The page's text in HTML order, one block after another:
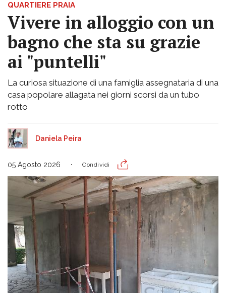
QUARTIERE PRAIA
Vivere in alloggio con un
bagno che sta su grazie
ai "puntelli"
La curiosa situazione di una famiglia assegnataria di una
casa popolare allagata nei giorni scorsi da un tubo
rotto
Daniela Peira
05 Agosto 2026 Condividi